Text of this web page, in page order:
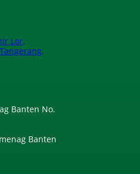
Lor,
Banten No.
Banten